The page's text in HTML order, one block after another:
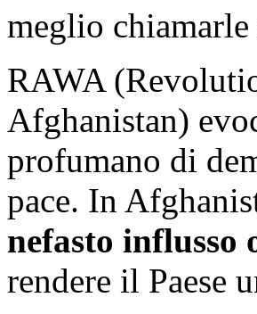
meglio
RAWA
Afghanistan)
profumano di
pace. In
nefasto influsso
rendere il Paese